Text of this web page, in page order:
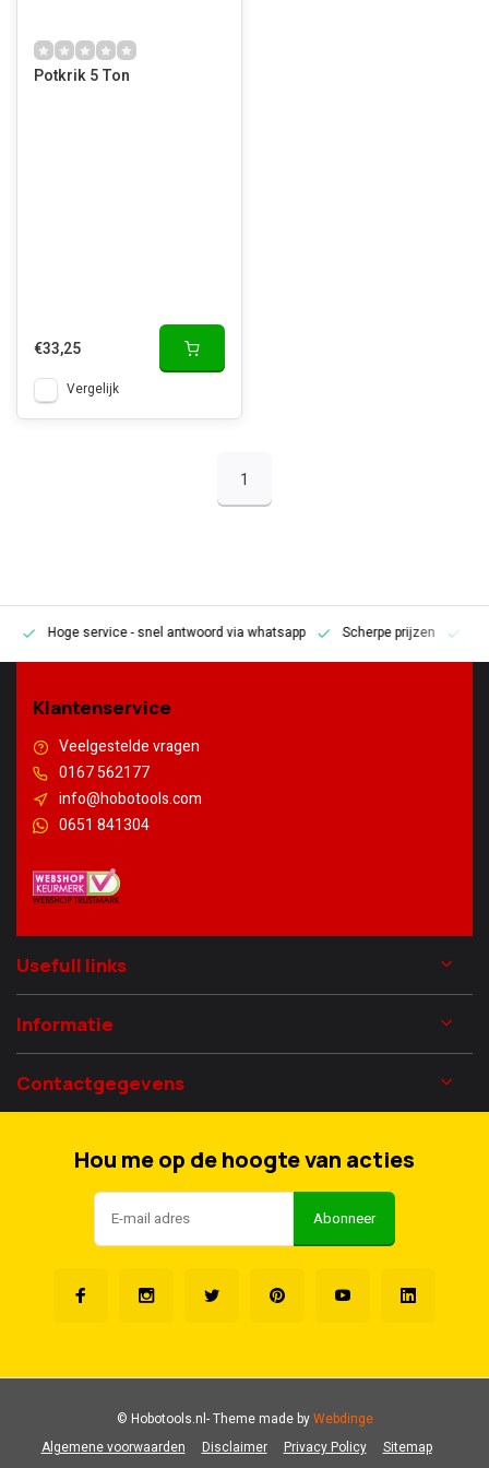
Potkrik 5 Ton
€33,25
Vergelijk
1
Hoge service- snel antwoord via whatsapp Scherpe prijzen
Klantenservice
Veelgestelde vragen
0167 562177
info@hobotools.com
0651 841304
Usefull links
Informatie
Contactgegevens
Hou me op de hoogte van acties
Abonneer
Algemene voorwaarden Disclaimer Privacy Policy Sitemap
© Hobotools.nl- Theme made byWebdinge